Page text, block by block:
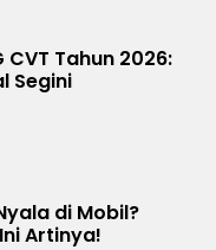
Tahun 2026:
Segini
di Mobil?
Artinya!